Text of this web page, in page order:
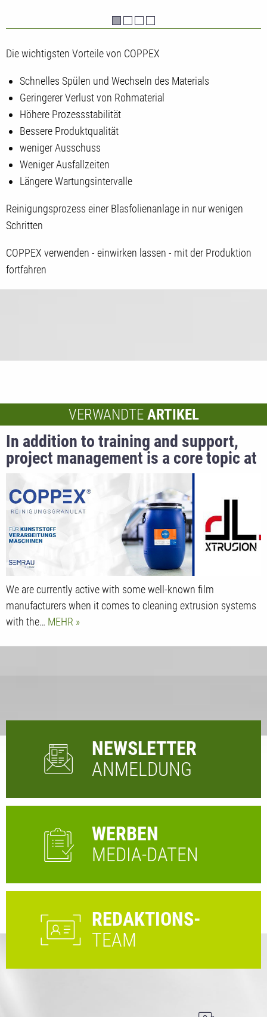
Die wichtigsten Vorteile von COPPEX
Schnelles Spülen und Wechseln des Materials
Geringerer Verlust von Rohmaterial
Höhere Prozessstabilität
Bessere Produktqualität
weniger Ausschuss
Weniger Ausfallzeiten
Längere Wartungsintervalle
Reinigungsprozess einer Blasfolienanlage in nur wenigen
Schritten
COPPEX verwenden - einwirken lassen - mit der Produktion
fortfahren
VERWANDTE ARTIKEL
In addition to training and support,
project management is a core topic at
DL-Xtrusion.
We are currently active with some well-known film
manufacturers when it comes to cleaning extrusion systems
with the… MEHR
NEWSLETTER
ANMELDUNG
WERBEN
MEDIA-DATEN
REDAKTIONS-
TEAM